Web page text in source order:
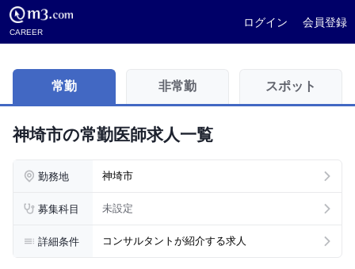
CAREER
ログイン 会員登録
常勤 非常勤 スポット
神埼市の常勤医師求人一覧
勤務地 神埼市
募集科目 未設定
詳細条件 コンサルタントが紹介する求人